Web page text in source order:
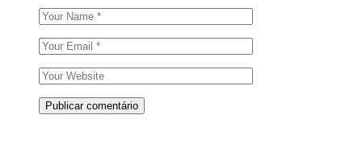
Publicar comentário